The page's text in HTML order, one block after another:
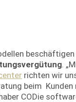
.
richten wir
beim
CODie